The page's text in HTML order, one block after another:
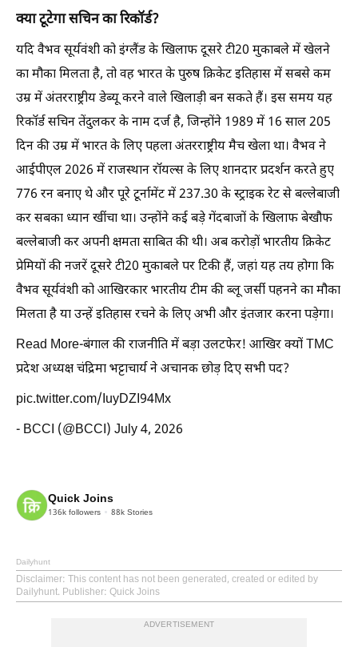
क्या टूटेगा सचिन का रिकॉर्ड?
यदि वैभव सूर्यवंशी को इंग्लैंड के खिलाफ दूसरे टी20 मुकाबले में खेलने
का मौका मिलता है, तो वह भारत के पुरुष क्रिकेट इतिहास में सबसे कम
उम्र में अंतरराष्ट्रीय डेब्यू करने वाले खिलाड़ी बन सकते हैं। इस समय यह
रिकॉर्ड सचिन तेंदुलकर के नाम दर्ज है, जिन्होंने 1989 में 16 साल 205
दिन की उम्र में भारत के लिए पहला अंतरराष्ट्रीय मैच खेला था। वैभव ने
आईपीएल 2026 में राजस्थान रॉयल्स के लिए शानदार प्रदर्शन करते हुए
776 रन बनाए थे और पूरे टूर्नामेंट में 237.30 के स्ट्राइक रेट से बल्लेबाजी
कर सबका ध्यान खींचा था। उन्होंने कई बड़े गेंदबाजों के खिलाफ बेखौफ
बल्लेबाजी कर अपनी क्षमता साबित की थी। अब करोड़ों भारतीय क्रिकेट
प्रेमियों की नजरें दूसरे टी20 मुकाबले पर टिकी हैं, जहां यह तय होगा कि
वैभव सूर्यवंशी को आखिरकार भारतीय टीम की ब्लू जर्सी पहनने का मौका
मिलता है या उन्हें इतिहास रचने के लिए अभी और इंतजार करना पड़ेगा।
Read More-बंगाल की राजनीति में बड़ा उलटफेर! आखिर क्यों TMC
प्रदेश अध्यक्ष चंद्रिमा भट्टाचार्य ने अचानक छोड़ दिए सभी पद?
pic.twitter.com/IuyDZI94Mx
- BCCI (@BCCI) July 4, 2026
Quick Joins
136k followers 88k Stories
Dailyhunt
Disclaimer: This content has not been generated, created or edited by
Dailyhunt. Publisher: Quick Joins
ADVERTISEMENT